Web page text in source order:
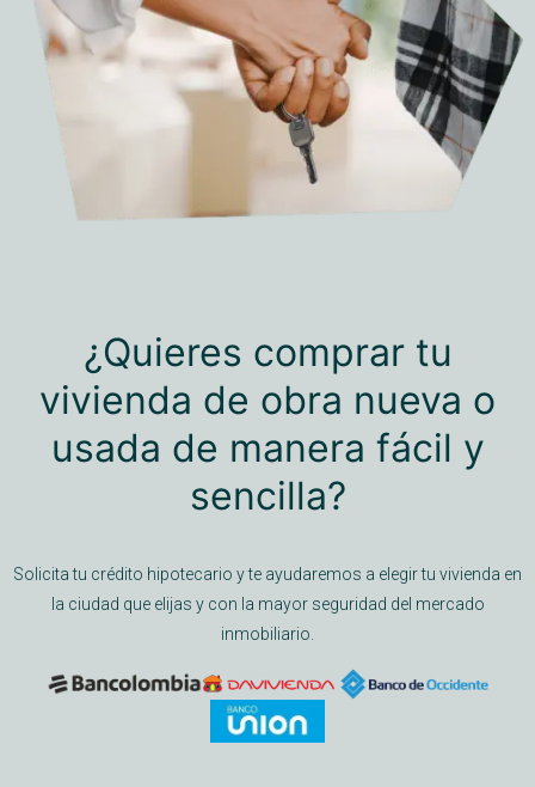
¿Quieres comprar tu
vivienda de obra nueva o
usada de manera fácil y
sencilla?
Solicita tu crédito hipotecario y te ayudaremos a elegir tu vivienda en
la ciudad que elijas y con la mayor seguridad del mercado
inmobiliario.